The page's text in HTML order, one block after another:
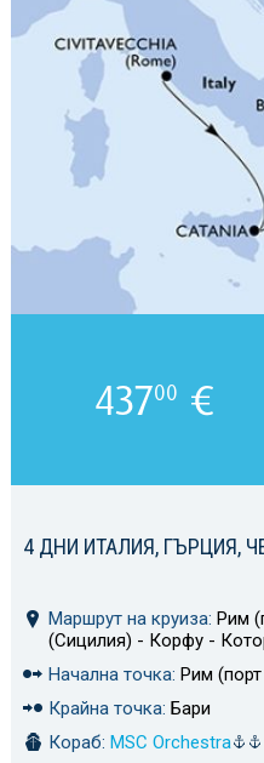
4 ДНИ ИТАЛИЯ, ГЪРЦИЯ,
Маршрут на круиза: Рим
(Сицилия) - Корфу -
Начална точка: Рим
Крайна точка: Бари
Кораб: MSC Orchestra
43700 €